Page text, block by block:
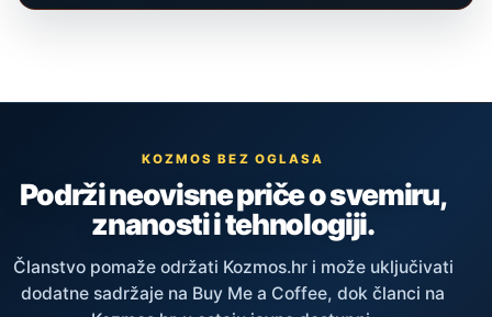
KOZMOS BEZ OGLASA
Podrži neovisne priče o svemiru,
znanosti i tehnologiji.
Članstvo pomaže održati Kozmos.hr i može uključivati
dodatne sadržaje na Buy Me a Coffee, dok članci na